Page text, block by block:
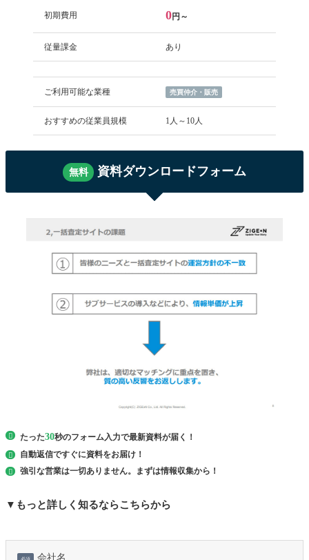
初期費用 0円～
従量課金 あり
ご利用可能な業種 売買仲介・販売
おすすめの従業員規模 1人～10人
無料 資料ダウンロードフォーム
たった30秒のフォーム入力で最新資料が届く！
自動返信ですぐに資料をお届け！
強引な営業は一切ありません。まずは情報収集から！
▼もっと詳しく知るならこちらから
会社名